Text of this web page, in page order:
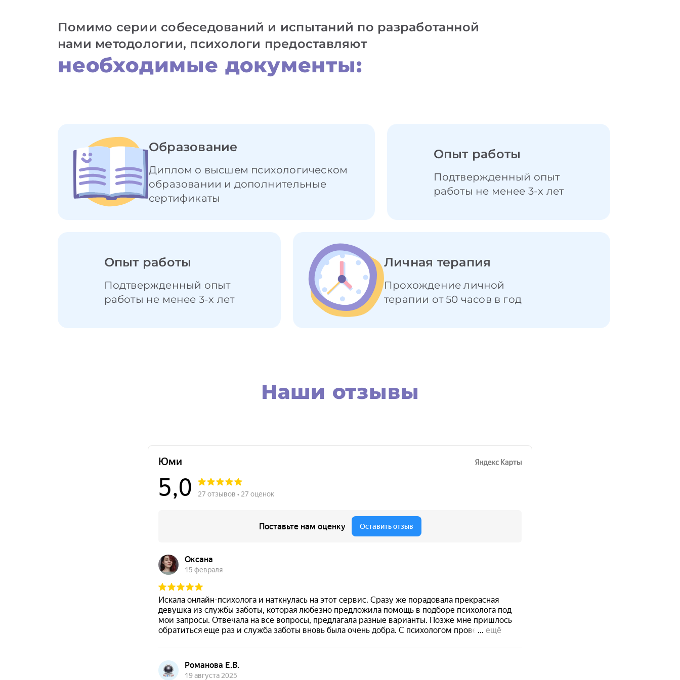
Помимо серии собеседований и испытаний по разработанной
нами методологии, психологи предоставляют
необходимые документы:
Образование
Диплом о высшем психологическом
образовании и дополнительные
сертификаты
Опыт работы
Подтвержденный опыт
работы не менее 3-х лет
Опыт работы
Подтвержденный опыт
работы не менее 3-х лет
Личная терапия
Прохождение личной
терапии от 50 часов в год
Наши отзывы